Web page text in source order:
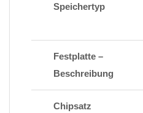
Speichertyp
Festplatte –
Beschreibung
Chipsatz